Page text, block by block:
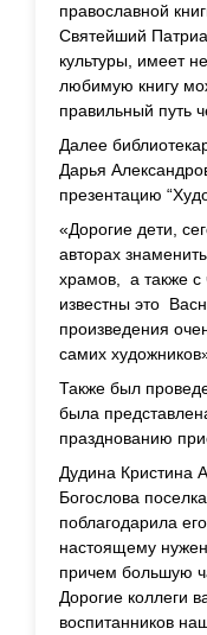
православной
Святейший
культуры, имеет
любимую книгу
правильный путь
Далее
Дарья
презентацию
«Дорогие дети,
авторах
храмов, а также с
известны это
произведения
самих
Также был
была
празднованию
Дудина Кристина
Богослова
поблагодарила
настоящему
причем большую
Дорогие коллеги
воспитанников